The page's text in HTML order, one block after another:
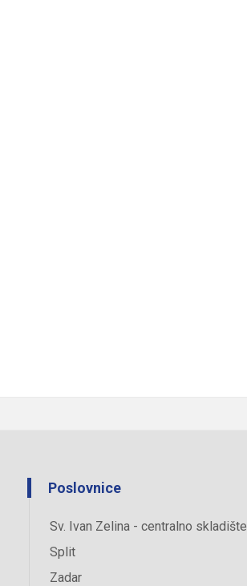
Poslovnice
Sv. Ivan Zelina - centralno skladište
Split
Zadar